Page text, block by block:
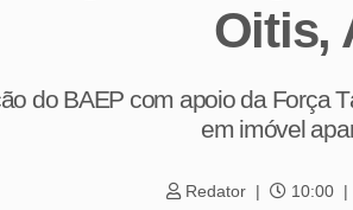
Oitis,
do BAEP com apoio da Força
em imóvel
Redator 10:00